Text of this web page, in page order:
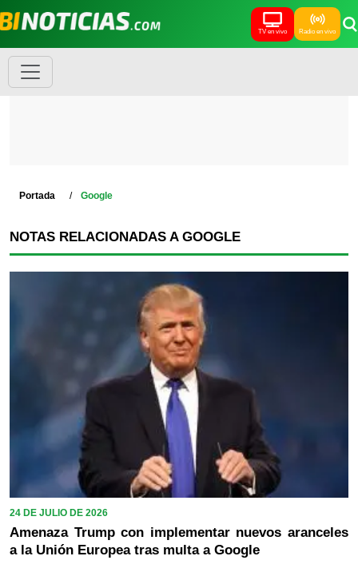
TV en vivo Radio en vivo
Portada Google
NOTAS RELACIONADAS A GOOGLE
24 DE JULIO DE 2026
Amenaza Trump con implementar nuevos aranceles
a la Unión Europea tras multa a Google